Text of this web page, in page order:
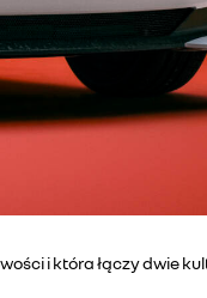
i która łączy dwie